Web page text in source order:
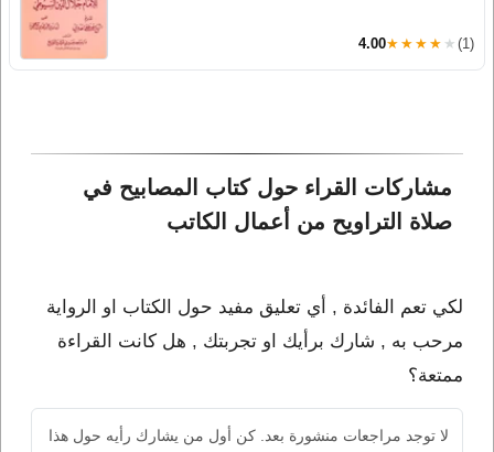
4.00★★★★★ (1)
مشاركات القراء حول كتاب المصابيح في
صلاة التراويح من أعمال الكاتب
لكي تعم الفائدة , أي تعليق مفيد حول الكتاب او الرواية
مرحب به , شارك برأيك او تجربتك , هل كانت القراءة
ممتعة؟
لا توجد مراجعات منشورة بعد. كن أول من يشارك رأيه حول هذا